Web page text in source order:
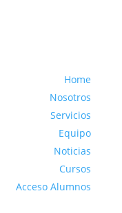
Home
Nosotros
Servicios
Equipo
Noticias
Cursos
Acceso Alumnos